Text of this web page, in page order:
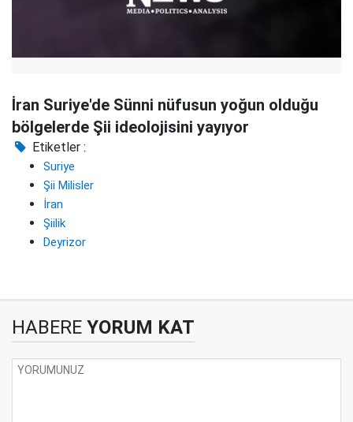
İran Suriye'de Sünni nüfusun yoğun olduğu
bölgelerde Şii ideolojisini yayıyor
Etiketler :
Suriye
Şii Milisler
İran
Şiilik
Deyrizor
HABERE YORUM KAT